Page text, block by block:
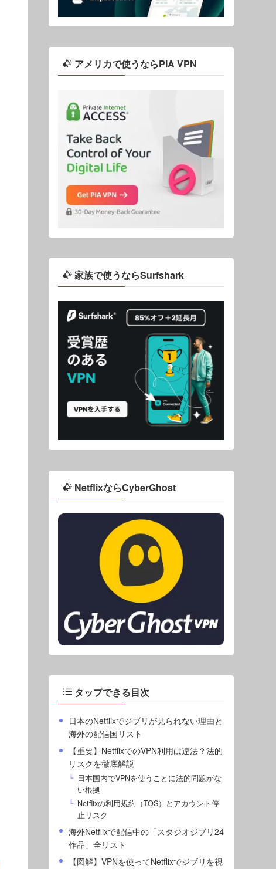
アメリカで使うならPIA VPN
家族で使うならSurfshark
NetflixならCyberGhost
タップできる目次
日本のNetflixでジブリが見られない理由と
海外の配信国リスト
【重要】NetflixでのVPN利用は違法？法的
リスクを徹底解説
日本国内でVPNを使うことに法的問題がな
い根拠
Netflixの利用規約（TOS）とアカウント停
止リスク
海外Netflixで配信中の「スタジオジブリ24
作品」全リスト
【図解】VPNを使ってNetflixでジブリを視